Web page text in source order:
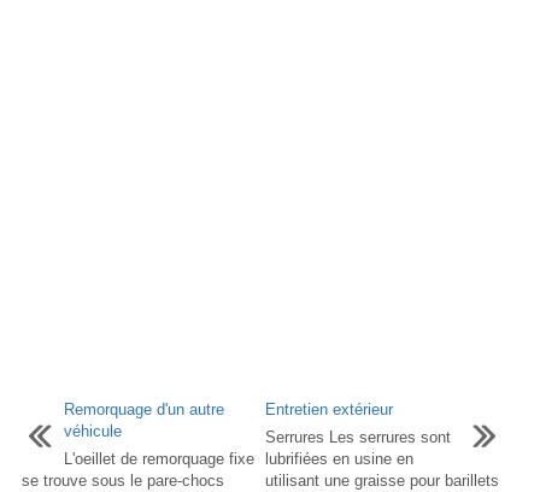
Remorquage d'un autre
véhicule
L'oeillet de remorquage fixe
se trouve sous le pare-chocs
Entretien extérieur
Serrures Les serrures sont
lubrifiées en usine en
utilisant une graisse pour barillets